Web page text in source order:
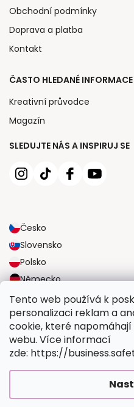
Tento web používá k
personalizaci reklam a
cookie, které
webu. Více informací
zde: https://
SLEDUJTE NÁS A INSPIRUJ SE
Česko
Slovensko
Polsko
Německo
Velká Británie
Obchodní podmínky
Doprava a platba
Kontakt
ČASTO HLEDANÉ INFORMACE
Kreativní průvodce
Magazín
SPOLEHLIVÉ MOŽNOSTI
BEZPEČNÉ MOŽNOSTI PLATBY